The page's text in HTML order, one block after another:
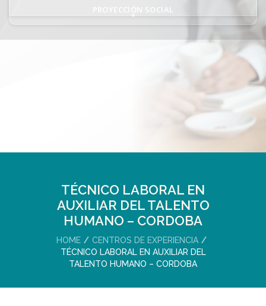
PROYECCIÓN SOCIAL
+
TÉCNICO LABORAL EN
AUXILIAR DEL TALENTO
HUMANO – CORDOBA
HOME
CENTROS DE EXPERIENCIA
TÉCNICO LABORAL EN AUXILIAR DEL
TALENTO HUMANO – CORDOBA